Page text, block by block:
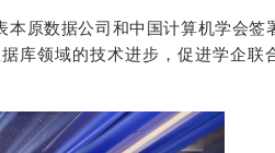
原数据公司和中国计算机学会签
库领域的技术进步，促进学企联